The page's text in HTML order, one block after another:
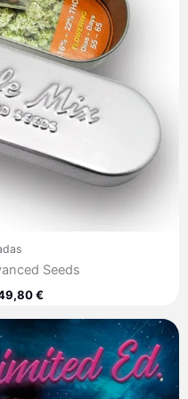
Seeds
€